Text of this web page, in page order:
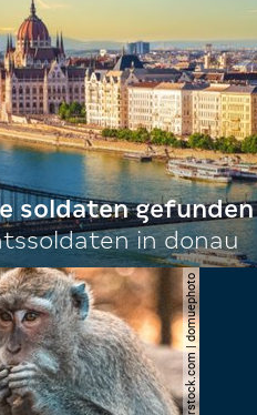
soldaten gefunden
in donau
© shutterstock.com | domuephoto